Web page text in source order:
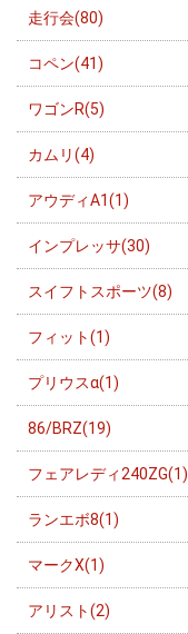
走行会(80)
コペン(41)
ワゴンR(5)
カムリ(4)
アウディA1(1)
インプレッサ(30)
スイフトスポーツ(8)
フィット(1)
プリウスα(1)
86/BRZ(19)
フェアレディ240ZG(1)
ランエボ8(1)
マークX(1)
アリスト(2)